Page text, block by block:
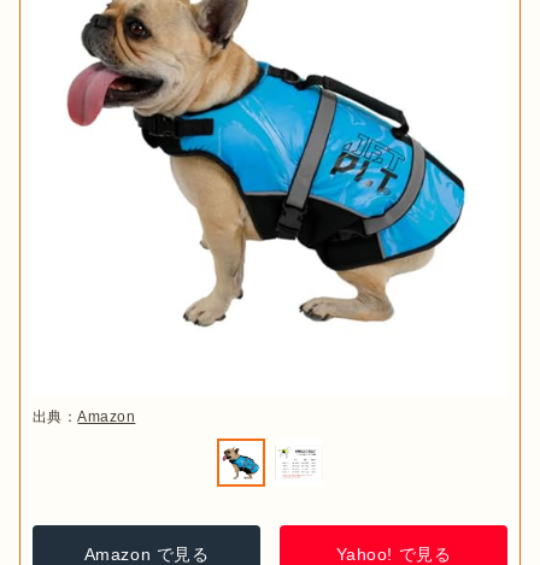
出典：Amazon
Amazon で見る Yahoo! で見る